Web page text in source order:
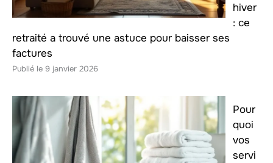
hiver
: ce
retraité a trouvé une astuce pour baisser ses
factures
9 janvier 2026
Pour
quoi
vos
servi